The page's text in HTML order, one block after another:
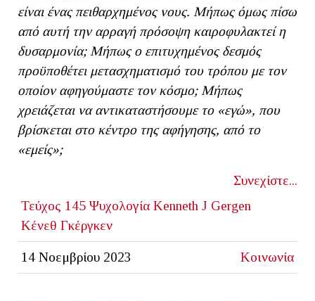
είναι ένας πειθαρχημένος νους. Μήπως όμως πίσω
από αυτή την αρραγή πρόσοψη καιροφυλακτεί η
δυσαρμονία; Μήπως ο επιτυχημένος δεσμός
προϋποθέτει μετασχηματισμό του τρόπου με τον
οποίον αφηγούμαστε τον κόσμο; Μήπως
χρειάζεται να αντικαταστήσουμε το «εγώ», που
βρίσκεται στο κέντρο της αφήγησης, από το
«εμείς»;
Συνεχίστε...
Τεύχος 145 Ψυχολογία Kenneth J Gergen
Κένεθ Γκέργκεν
14 Νοεμβρίου 2023 Κοινωνία